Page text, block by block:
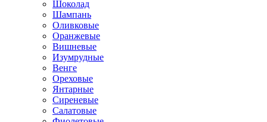
Шоколад
Шампань
Оливковые
Оранжевые
Вишневые
Изумрудные
Венге
Ореховые
Янтарные
Сиреневые
Салатовые